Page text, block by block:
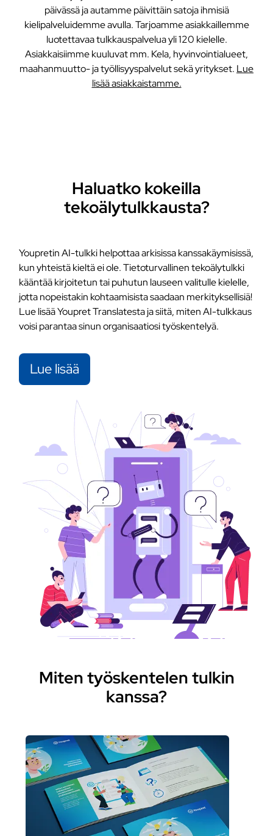
päivässä ja autamme päivittäin satoja ihmisiä
kielipalveluidemme avulla. Tarjoamme asiakkaillemme
luotettavaa tulkkauspalvelua yli 120 kielelle.
Asiakkaisiimme kuuluvat mm. Kela, hyvinvointialueet,
maahanmuutto- ja työllisyyspalvelut sekä yritykset. Lue
lisää asiakkaistamme.
Haluatko kokeilla
tekoälytulkkausta?
Youpretin AI-tulkki helpottaa arkisissa kanssakäymisissä,
kun yhteistä kieltä ei ole. Tietoturvallinen tekoälytulkki
kääntää kirjoitetun tai puhutun lauseen valitulle kielelle,
jotta nopeistakin kohtaamisista saadaan merkityksellisiä!
Lue lisää Youpret Translatesta ja siitä, miten AI-tulkkaus
voisi parantaa sinun organisaatiosi työskentelyä.
Lue lisää
Miten työskentelen tulkin
kanssa?